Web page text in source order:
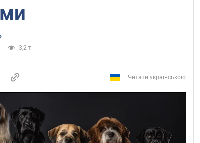
3,2 т.
Читати українською